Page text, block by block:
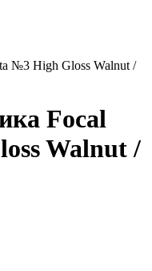
№3 High Gloss Walnut /
Focal
Walnut /